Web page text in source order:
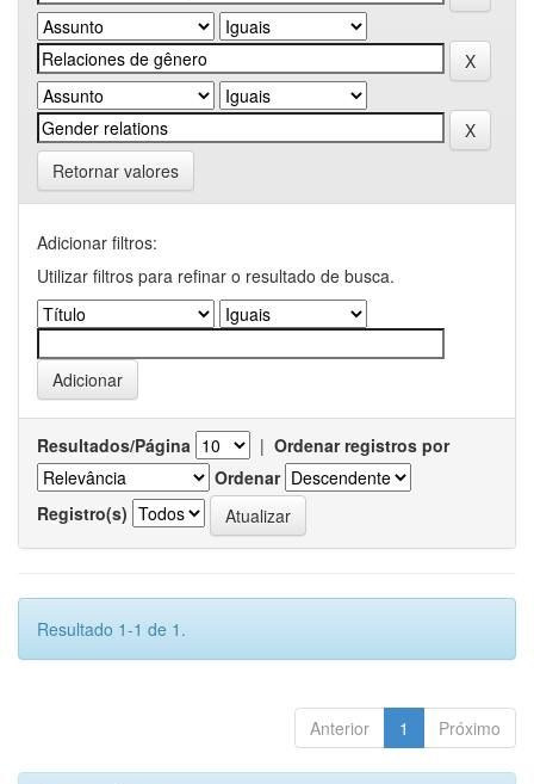
Retornar valores
Adicionar filtros:
Utilizar filtros para refinar o resultado de busca.
Resultados/Página | Ordenar registros por
Ordenar
Registro(s)
Resultado 1-1 de 1.
Anterior 1 Próximo